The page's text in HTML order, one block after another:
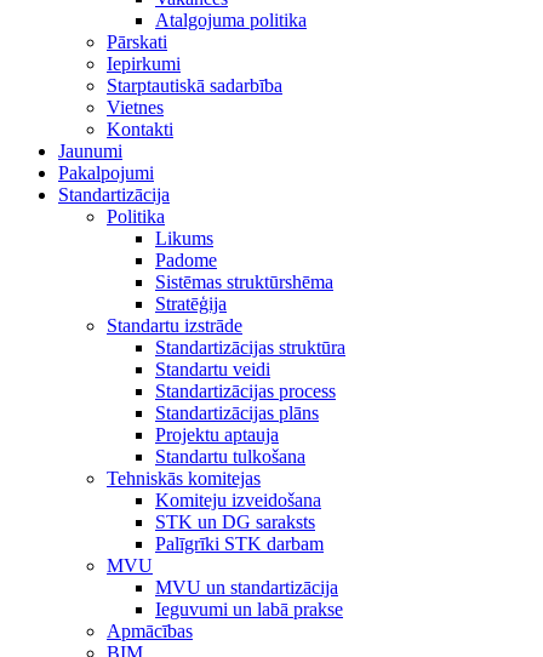
Atalgojuma politika
Pārskati
Iepirkumi
Starptautiskā sadarbība
Vietnes
Kontakti
Jaunumi
Pakalpojumi
Standartizācija
Politika
Likums
Padome
Sistēmas struktūrshēma
Stratēģija
Standartu izstrāde
Standartizācijas struktūra
Standartu veidi
Standartizācijas process
Standartizācijas plāns
Projektu aptauja
Standartu tulkošana
Tehniskās komitejas
Komiteju izveidošana
STK un DG saraksts
Palīgrīki STK darbam
MVU
MVU un standartizācija
Ieguvumi un labā prakse
Apmācības
BIM